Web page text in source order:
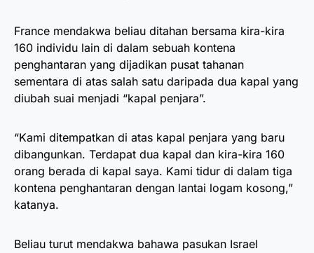
France mendakwa beliau ditahan bersama kira-kira
160 individu lain di dalam sebuah kontena
penghantaran yang dijadikan pusat tahanan
sementara di atas salah satu daripada dua kapal yang
diubah suai menjadi “kapal penjara”.
“Kami ditempatkan di atas kapal penjara yang baru
dibangunkan. Terdapat dua kapal dan kira-kira 160
orang berada di kapal saya. Kami tidur di dalam tiga
kontena penghantaran dengan lantai logam kosong,”
katanya.
Beliau turut mendakwa bahawa pasukan Israel